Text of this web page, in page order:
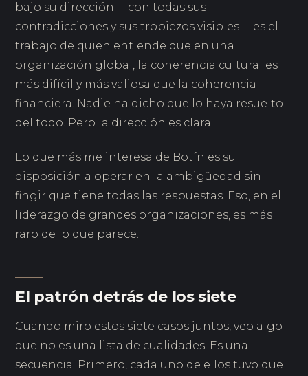
bajo su dirección —con todas sus
contradicciones y sus tropiezos visibles— es el
trabajo de quien entiende que en una
organización global, la coherencia cultural es
más difícil y más valiosa que la coherencia
financiera. Nadie ha dicho que lo haya resuelto
del todo. Pero la dirección es clara.
Lo que más me interesa de Botín es su
disposición a operar en la ambigüedad sin
fingir que tiene todas las respuestas. Eso, en el
liderazgo de grandes organizaciones, es más
raro de lo que parece.
El patrón detrás de los siete
Cuando miro estos siete casos juntos, veo algo
que no es una lista de cualidades. Es una
secuencia. Primero, cada uno de ellos tuvo que